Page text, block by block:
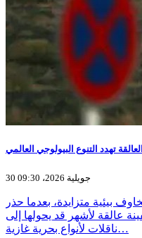
تهدد التنوع البيولوجي العالمي
30 جويلية 2026، 09:30
بيئية متزايدة، بعدما حذر
من أن بقاء أكثر من 1500 سفينة عالقة لأشهر قد يحولها إلى
ناقلات لأنواع بحرية غازية…